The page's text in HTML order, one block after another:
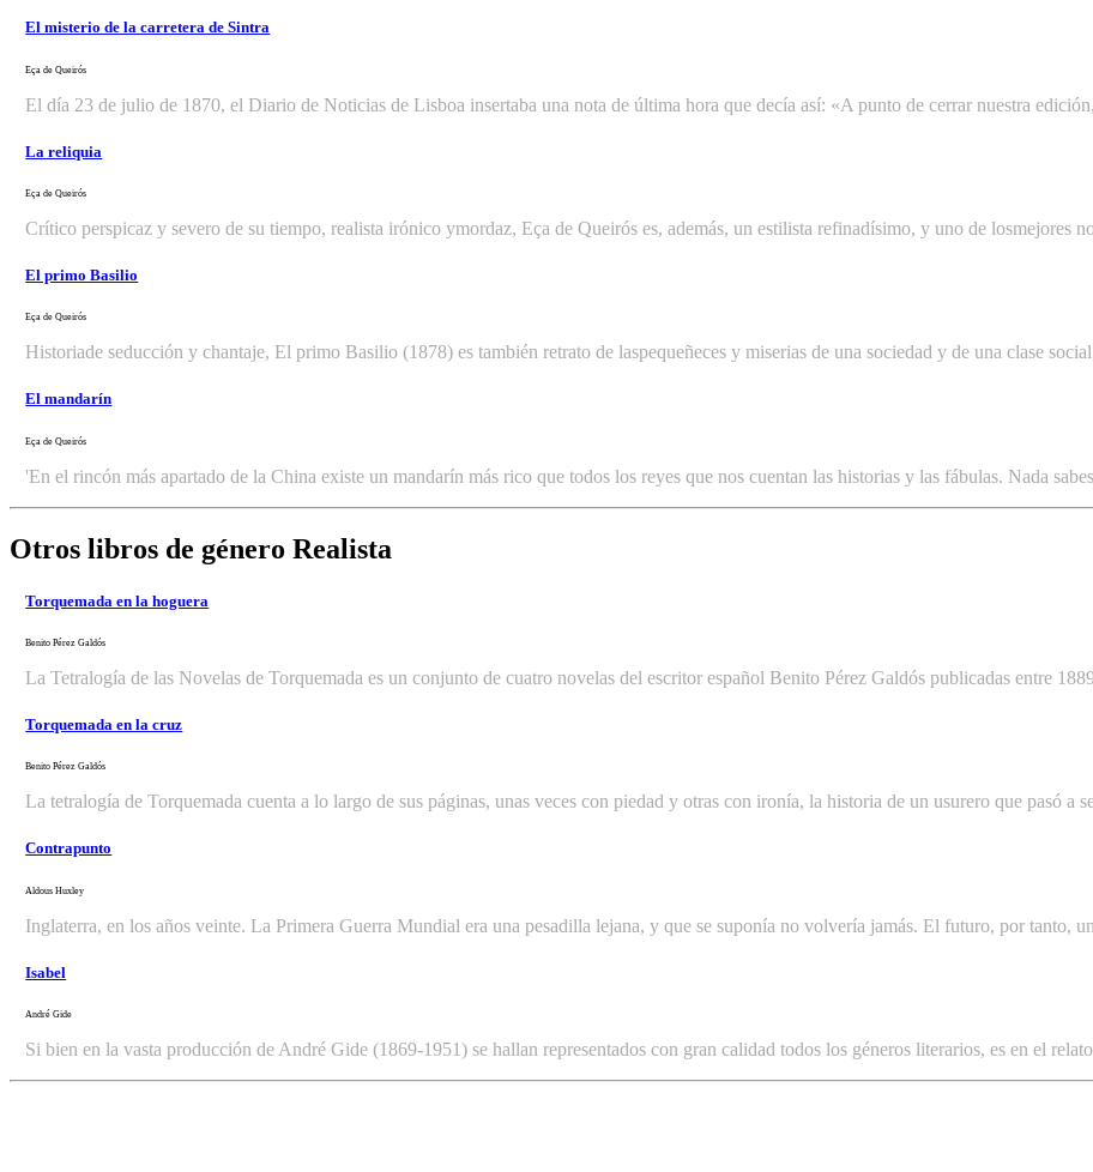
El misterio de la carretera de Sintra
Eça de Queirós
El día 23 de julio de 1870, el Diario de Noticias de Lisboa insertaba una nota de última hora que decía así: «A punto de cerrar nuestra
La reliquia
Eça de Queirós
Crítico perspicaz y severo de su tiempo, realista irónico ymordaz, Eça de Queirós es, además, un estilista refinadísimo, y uno de losmejores
El primo Basilio
Eça de Queirós
Historiade seducción y chantaje, El primo Basilio (1878) es también retrato de laspequeñeces y miserias de una sociedad y de una clase
El mandarín
Eça de Queirós
'En el rincón más apartado de la China existe un mandarín más rico que todos los reyes que nos cuentan las historias y las fábulas. Nada
Otros libros de género Realista
Torquemada en la hoguera
Benito Pérez Galdós
La Tetralogía de las Novelas de Torquemada es un conjunto de cuatro novelas del escritor español Benito Pérez Galdós publicadas entre
Torquemada en la cruz
Benito Pérez Galdós
La tetralogía de Torquemada cuenta a lo largo de sus páginas, unas veces con piedad y otras con ironía, la historia de un usurero que pasó a
Contrapunto
Aldous Huxley
Inglaterra, en los años veinte. La Primera Guerra Mundial era una pesadilla lejana, y que se suponía no volvería jamás. El futuro, por tanto,
Isabel
André Gide
Si bien en la vasta producción de André Gide (1869-1951) se hallan representados con gran calidad todos los géneros literarios, es en el